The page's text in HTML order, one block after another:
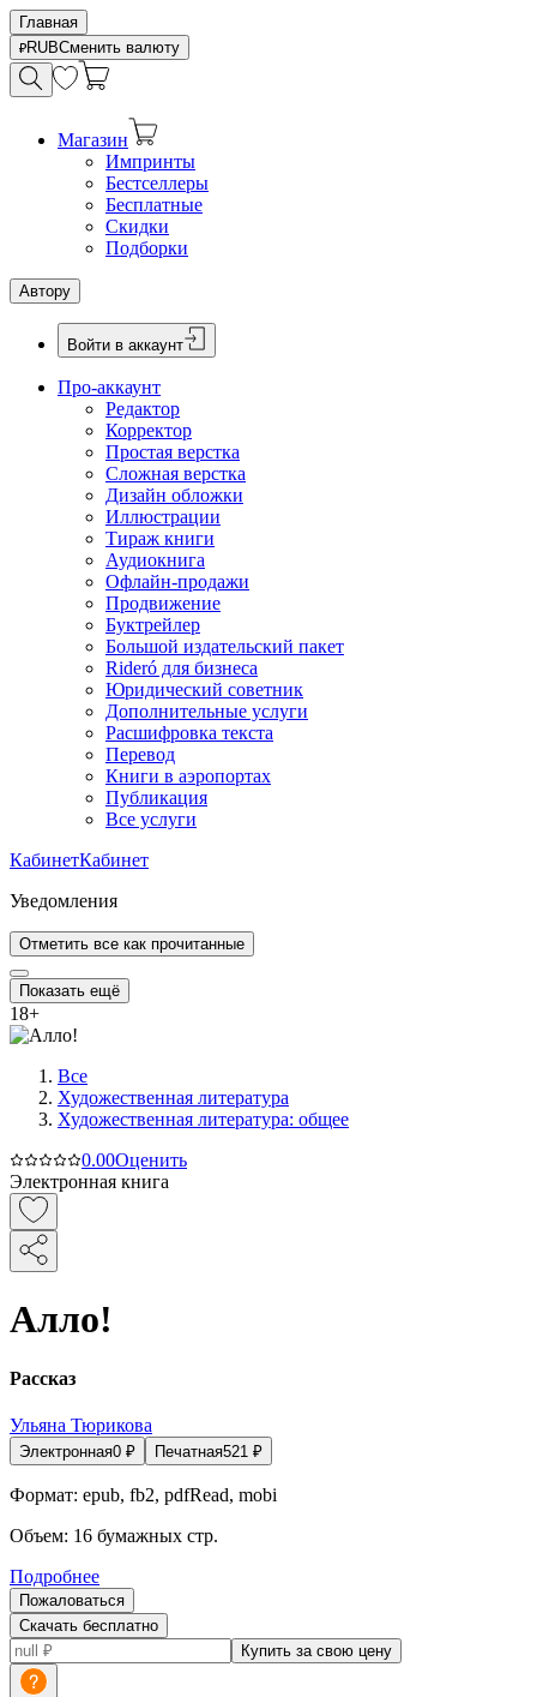
Главная
RUBСменить валюту
Магазин
Импринты
Бестселлеры
Бесплатные
Скидки
Подборки
Автору
Войти в аккаунт
Про-аккаунт
Редактор
Корректор
Простая верстка
Сложная верстка
Дизайн обложки
Иллюстрации
Тираж книги
Аудиокнига
Офлайн-продажи
Продвижение
Буктрейлер
Большой издательский пакет
Rideró для бизнеса
Юридический советник
Дополнительные услуги
Расшифровка текста
Перевод
Книги в аэропортах
Публикация
Все услуги
КабинетКабинет
Уведомления
Отметить все как прочитанные
Показать ещё
18+
Все
Художественная литература
Художественная литература: общее
0.00Оценить
Электронная книга
Алло!
Рассказ
Ульяна Тюрикова
Электронная0 ₽ Печатная521 ₽
Формат: epub, fb2, pdfRead, mobi
Объем: 16 бумажных стр.
Подробнее
Пожаловаться
Скачать бесплатно
Купить за свою цену